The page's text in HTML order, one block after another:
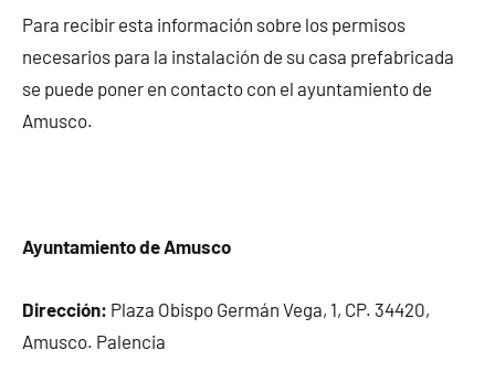
Para recibir esta información sobre los permisos
necesarios para la instalación de su casa prefabricada
se puede poner en contacto con el ayuntamiento de
Amusco.
Ayuntamiento de Amusco
Dirección: Plaza Obispo Germán Vega, 1, CP. 34420,
Amusco. Palencia